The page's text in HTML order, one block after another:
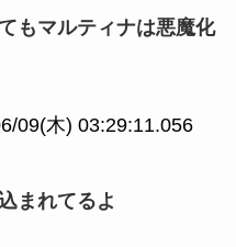
もマルティナは悪魔化
09(木) 03:29:11.056
まれてるよ